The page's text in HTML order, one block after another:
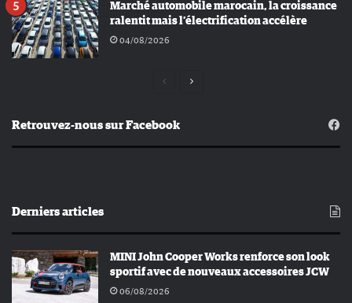
Marché automobile marocain, la croissance
ralentit mais l’électrification accélère
04/08/2026
Page
Page
Retrouvez-nous sur Facebook
Derniers articles
MINI John Cooper Works renforce son look
sportif avec de nouveaux accessoires JCW
06/08/2026